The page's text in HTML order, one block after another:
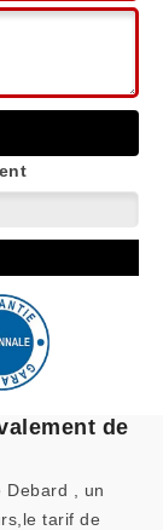
de
Debard , un
tarif de